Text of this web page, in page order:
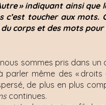
» indiquant ainsi
toucher aux mots.
corps et des mots pour
sommes pris dans
parler même des «
de plus en plus
continues.